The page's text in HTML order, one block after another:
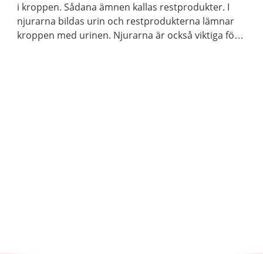
i kroppen. Sådana ämnen kallas restprodukter. I
njurarna bildas urin och restprodukterna lämnar
kroppen med urinen. Njurarna är också viktiga för